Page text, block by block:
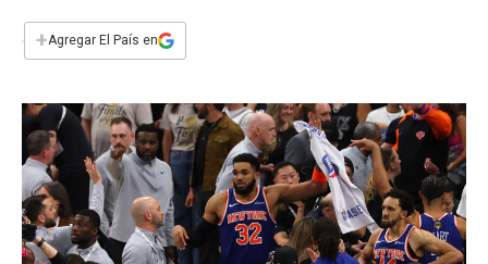
e
b
k
s
p
t
n
i
l
+Agregar El País en